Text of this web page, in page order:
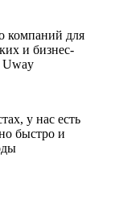
компаний для
и бизнес-
Uway
у нас есть
быстро и